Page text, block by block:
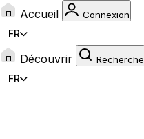
Accueil Connexion
FR
Découvrir Recherche
FR